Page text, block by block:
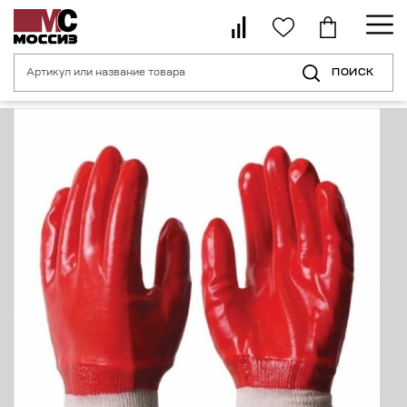
ПОИСК
Главная страница Средства индивидуальной защиты рук